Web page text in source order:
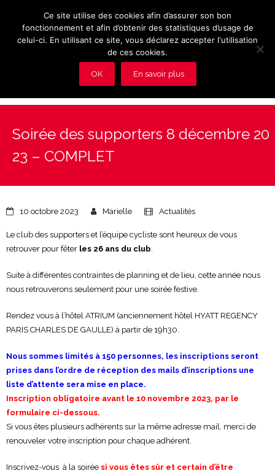
Les rendez-vous du club
Adhérez au Club
Soirée des supporters 8 décembre 20
23 – COMPLET
10 octobre 2023 Marielle Actualités
Le club des supporters et l’équipe cycliste sont heureux de vous
retrouver pour fêter les 26 ans du club.
Suite à différentes contraintes de planning et de lieu, cette année nous
nous retrouverons seulement pour une soirée festive.
Rendez vous à l’hôtel ATRIUM (anciennement hôtel HYATT REGENCY
PARIS CHARLES DE GAULLE) à partir de 19h30.
Nous sommes limités à 150 personnes, les inscriptions seront
prises dans l’ordre de réception des mails d’inscriptions une
liste d’attente sera mise en place.
Inscription obligatoire avant le 10 novembre 2023, par le
formulaire ci-dessous.
Si vous êtes plusieurs adhérents sur la même adresse mail, merci de
renouveler votre inscription pour chaque adhérent.
Inscrivez-vous à la soirée si vous êtes sûr et certain d’être
Ce site utilise des cookies afin d’assurer son bon
fonctionnement et afin d’obtenir des statistiques d’usage de
celui-ci. En utilisant ce site, vous déclarez accepter l'utilisation
de ces cookies.
OK En savoir plus